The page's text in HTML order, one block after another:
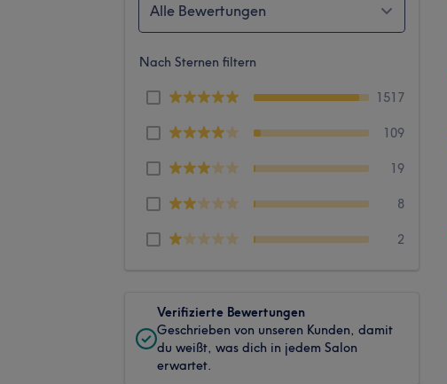
Alle Bewertungen
Nach Sternen filtern
1517
109
19
8
2
Verifizierte Bewertungen
Geschrieben von unseren Kunden, damit
du weißt, was dich in jedem Salon
erwartet.